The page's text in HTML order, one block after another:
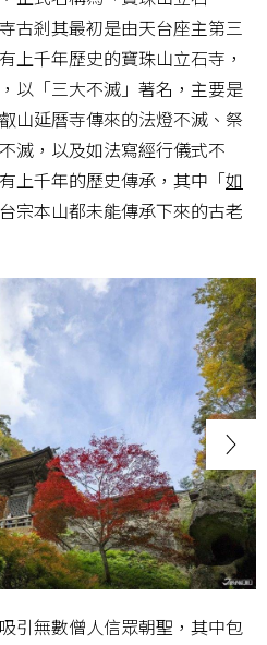
古剎其最初是由天台座主第三
上千年歷史的寶珠山立石寺，
以「三大不滅」著名，主要是
山延曆寺傳來的法燈不滅、祭
滅，以及如法寫經行儀式不
上千年的歷史傳承，其中「如
宗本山都未能傳承下來的古老
引無數僧人信眾朝聖，其中包